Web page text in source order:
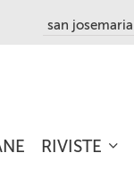
RIVISTE